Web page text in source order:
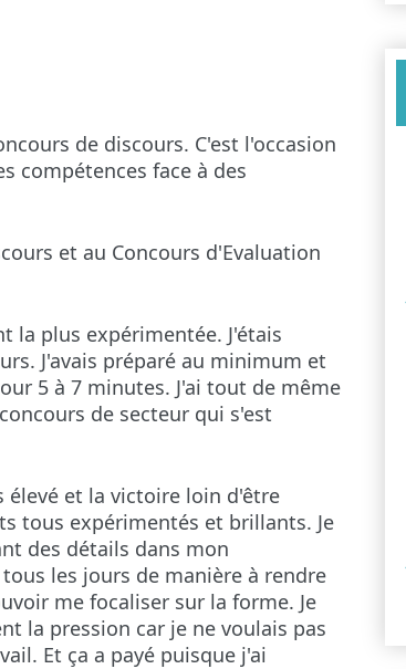
de discours. C'est l'occasion
compétences face à des
et au Concours d'Evaluation
la plus expérimentée. J'étais
J'avais préparé au minimum et
5 à 7 minutes. J'ai tout de même
de secteur qui s'est
élevé et la victoire loin d'être
tous expérimentés et brillants. Je
des détails dans mon
les jours de manière à rendre
me focaliser sur la forme. Je
la pression car je ne voulais pas
Et ça a payé puisque j'ai